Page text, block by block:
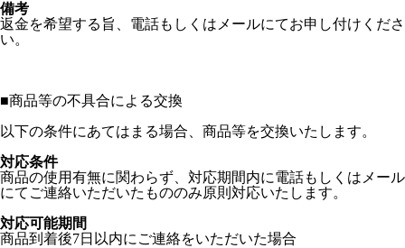
備考
返金を希望する旨、電話もしくはメールにてお申し付けくださ
い。
■商品等の不具合による交換
以下の条件にあてはまる場合、商品等を交換いたします。
対応条件
商品の使用有無に関わらず、対応期間内に電話もしくはメール
にてご連絡いただいたもののみ原則対応いたします。
対応可能期間
商品到着後7日以内にご連絡をいただいた場合